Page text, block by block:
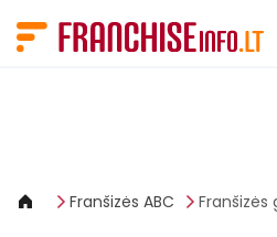
Franšizės ABC Franšizės